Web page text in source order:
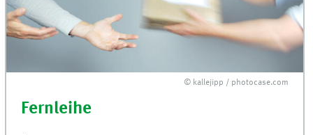
© kallejipp / photocase.com
Fernleihe